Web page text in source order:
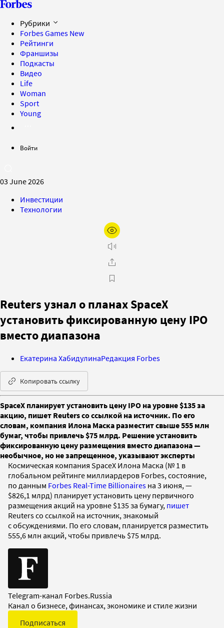
Рубрики
Forbes Games New
Рейтинги
Франшизы
Подкасты
Видео
Life
Woman
Sport
Young
Войти
03 June 2026
Инвестиции
Технологии
Reuters узнал о планах SpaceX
установить фиксированную цену IPO
вместо диапазона
Екатерина ХабидулинаРедакция Forbes
Копировать ссылку
SpaceX планирует установить цену IPO на уровне $135 за
акцию, пишет Reuters со ссылкой на источник. По его
словам, компания Илона Маска разместит свыше 555 млн
бумаг, чтобы привлечь $75 млрд. Решение установить
фиксированную цену размещения вместо диапазона —
необычное, но не запрещенное, указывают эксперты
Космическая компания SpaceX Илона Маска (№ 1 в
глобальном рейтинге миллиардеров Forbes, состояние,
по данным Forbes Real-Time Billionaires на 3 июня, —
$826,1 млрд) планирует установить цену первичного
размещения акций на уровне $135 за бумагу, пишет
Reuters со ссылкой на источник, знакомый
с обсуждениями. По его словам, планируется разместить
555,6 млн акций, чтобы привлечь $75 млрд.
Telegram-канал Forbes.Russia
Канал о бизнесе, финансах, экономике и стиле жизни
Подписаться